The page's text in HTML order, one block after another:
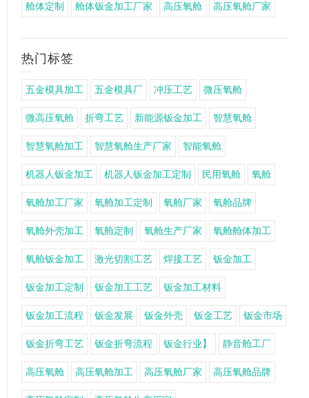
舱体定制 舱体钣金加工厂家 高压氧舱 高压氧舱厂家
热门标签
五金模具加工 五金模具厂 冲压工艺 微压氧舱
微高压氧舱 折弯工艺 新能源钣金加工 智慧氧舱
智慧氧舱加工 智慧氧舱生产厂家 智能氧舱
机器人钣金加工 机器人钣金加工定制 民用氧舱 氧舱
氧舱加工厂家 氧舱加工定制 氧舱厂家 氧舱品牌
氧舱外壳加工 氧舱定制 氧舱生产厂家 氧舱舱体加工
氧舱钣金加工 激光切割工艺 焊接工艺 钣金加工
钣金加工定制 钣金加工工艺 钣金加工材料
钣金加工流程 钣金发展 钣金外壳 钣金工艺 钣金市场
钣金折弯工艺 钣金折弯流程 钣金行业】 静音舱工厂
高压氧舱 高压氧舱加工 高压氧舱厂家 高压氧舱品牌